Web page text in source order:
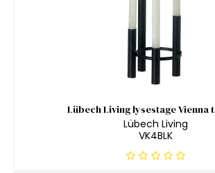
Lübech Living lysestage Vienna
Lübech Living
VK4BLK